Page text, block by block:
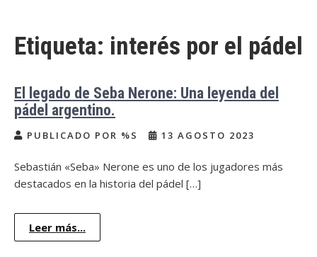
Etiqueta: interés por el pádel
El legado de Seba Nerone: Una leyenda del
pádel argentino.
PUBLICADO POR %S 13 AGOSTO 2023
Sebastián «Seba» Nerone es uno de los jugadores más
destacados en la historia del pádel […]
Leer más...